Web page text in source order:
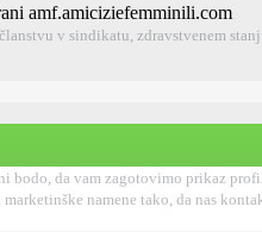
amf.amiciziefemminili.com
v sindikatu, zdravstvenem
da vam zagotovimo prikaz
namene tako, da nas